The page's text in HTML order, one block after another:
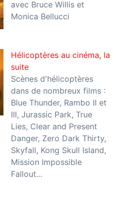
avec Bruce Willis et
Monica Bellucci
Hélicoptères au cinéma, la
suite
Scènes d'hélicoptères
dans de nombreux films :
Blue Thunder, Rambo II et
III, Jurassic Park, True
Lies, Clear and Present
Danger, Zero Dark Thirty,
Skyfall, Kong Skull Island,
Mission Impossible
Fallout...